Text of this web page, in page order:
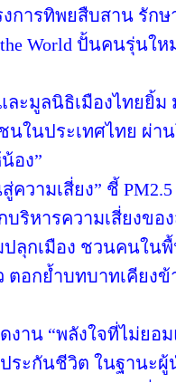
การทิพยสืบสาน รัก
the World ปั้นคนรุ่น
ะมูลนิธิเมืองไทยยิ้ม
ในประเทศไทย ผ่าน
อง”
ความเสี่ยง” ชี้
ริหารความเสี่ยงขอ
ลุกเมือง ชวนคนใน
อกย้ำบทบาทเคียงข้
ดงาน “พลังใจที่ไม่ยอ
ระกันชีวิต ในฐานะ